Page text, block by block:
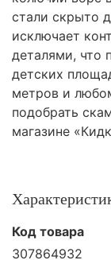
стали скрыто
исключает
деталями, что
детских
метров и
подобрать
магазине
Код товара
307864932